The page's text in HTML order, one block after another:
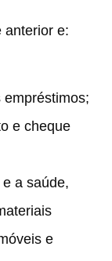
anterior e:
e cheque
a saúde,
e